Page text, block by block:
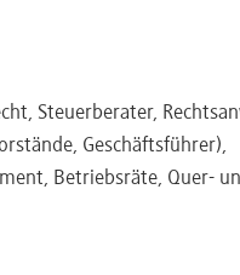
Steuerberater,
Geschäftsführer),
Betriebsräte, Quer-